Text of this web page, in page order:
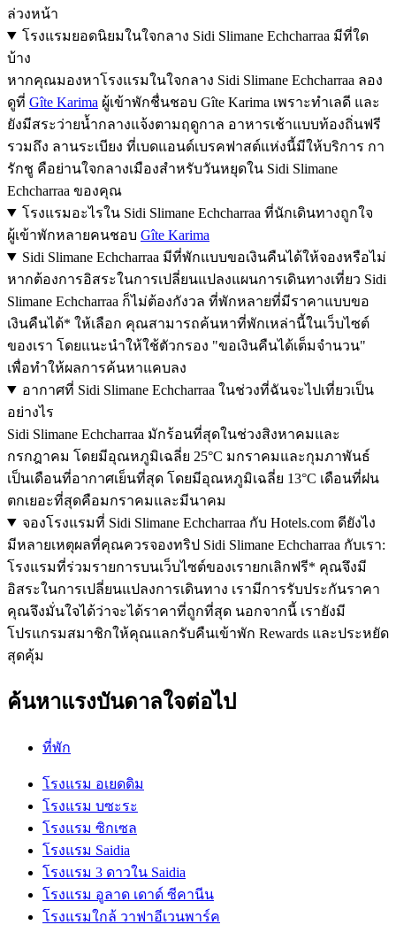
ล่วงหน้า
โรงแรมยอดนิยมในใจกลาง Sidi Slimane Echcharraa มีที่ใด
บ้าง
หากคุณมองหาโรงแรมในใจกลาง Sidi Slimane Echcharraa ลอง
ดูที่ Gîte Karima ผู้เข้าพักชื่นชอบ Gîte Karima เพราะทำเลดี และ
ยังมีสระว่ายน้ำกลางแจ้งตามฤดูกาล อาหารเช้าแบบท้องถิ่นฟรี
รวมถึง ลานระเบียง ที่เบดแอนด์เบรคฟาสต์แห่งนี้มีให้บริการ กา
รักชู คือย่านใจกลางเมืองสำหรับวันหยุดใน Sidi Slimane
Echcharraa ของคุณ
โรงแรมอะไรใน Sidi Slimane Echcharraa ที่นักเดินทางถูกใจ
ผู้เข้าพักหลายคนชอบ Gîte Karima
Sidi Slimane Echcharraa มีที่พักแบบขอเงินคืนได้ให้จองหรือไม่
หากต้องการอิสระในการเปลี่ยนแปลงแผนการเดินทางเที่ยว Sidi
Slimane Echcharraa ก็ไม่ต้องกังวล ที่พักหลายที่มีราคาแบบขอ
เงินคืนได้* ให้เลือก คุณสามารถค้นหาที่พักเหล่านี้ในเว็บไซต์
ของเรา โดยแนะนำให้ใช้ตัวกรอง "ขอเงินคืนได้เต็มจำนวน"
เพื่อทำให้ผลการค้นหาแคบลง
อากาศที่ Sidi Slimane Echcharraa ในช่วงที่ฉันจะไปเที่ยวเป็น
อย่างไร
Sidi Slimane Echcharraa มักร้อนที่สุดในช่วงสิงหาคมและ
กรกฎาคม โดยมีอุณหภูมิเฉลี่ย 25°C มกราคมและกุมภาพันธ์
เป็นเดือนที่อากาศเย็นที่สุด โดยมีอุณหภูมิเฉลี่ย 13°C เดือนที่ฝน
ตกเยอะที่สุดคือมกราคมและมีนาคม
จองโรงแรมที่ Sidi Slimane Echcharraa กับ Hotels.com ดียังไง
มีหลายเหตุผลที่คุณควรจองทริป Sidi Slimane Echcharraa กับเรา:
โรงแรมที่ร่วมรายการบนเว็บไซต์ของเรายกเลิกฟรี* คุณจึงมี
อิสระในการเปลี่ยนแปลงการเดินทาง เรามีการรับประกันราคา
คุณจึงมั่นใจได้ว่าจะได้ราคาที่ถูกที่สุด นอกจากนี้ เรายังมี
โปรแกรมสมาชิกให้คุณแลกรับคืนเข้าพัก Rewards และประหยัด
สุดคุ้ม
ค้นหาแรงบันดาลใจต่อไป
ที่พัก
โรงแรม อเยดดิม
โรงแรม บซะระ
โรงแรม ซิกเซล
โรงแรม Saidia
โรงแรม 3 ดาวใน Saidia
โรงแรม อูลาด เดาด์ ซีคานีน
โรงแรมใกล้ วาฟาอีเวนพาร์ค